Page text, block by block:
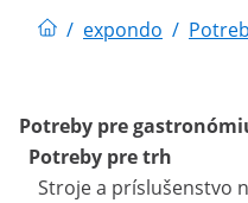
/ expondo /
Potreby pre
Potreby pre trh
Stroje a príslušenstvo